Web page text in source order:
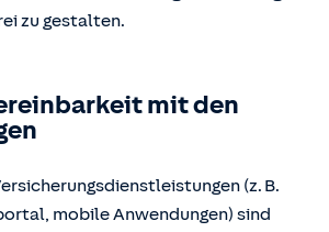
zu gestalten.
mit den
(z. B.
mobile Anwendungen) sind